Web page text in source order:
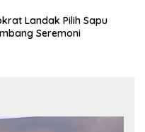
Landak Pilih Sapu
Seremoni